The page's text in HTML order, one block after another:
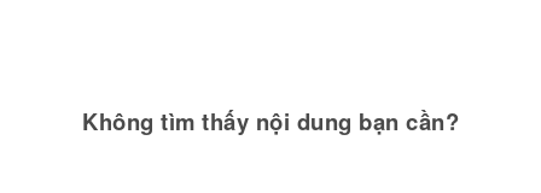
Không tìm thấy nội dung bạn cần?